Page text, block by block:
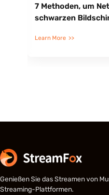
7 Methoden, um
schwarzen
Learn More
Genießen Sie das Streamen von
Streaming-Plattformen.